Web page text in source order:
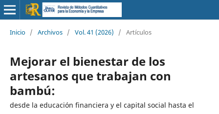
Inicio / Archivos / Vol. 41 (2026) / Artículos
Mejorar el bienestar de los
artesanos que trabajan con
bambú:
desde la educación financiera y el capital social hasta el